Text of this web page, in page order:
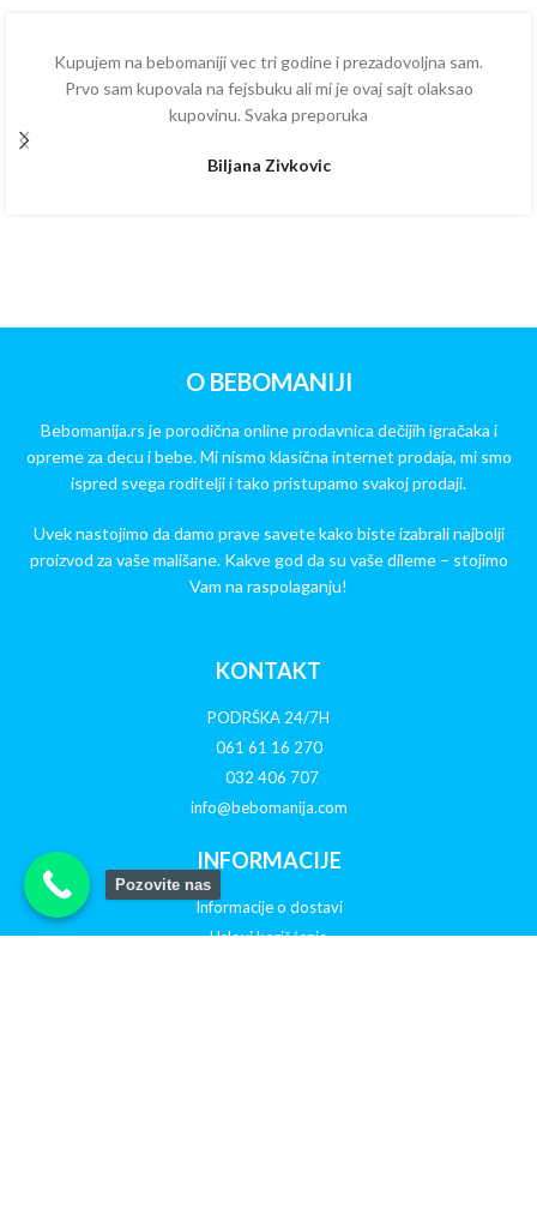
Kupujem na bebomaniji vec tri godine i prezadovoljna sam.
Prvo sam kupovala na fejsbuku ali mi je ovaj sajt olaksao
kupovinu. Svaka preporuka
Biljana Zivkovic
O BEBOMANIJI
Bebomanija.rs je porodična online prodavnica dečijih igračaka i
opreme za decu i bebe. Mi nismo klasična internet prodaja, mi smo
ispred svega roditelji i tako pristupamo svakoj prodaji.
Uvek nastojimo da damo prave savete kako biste izabrali najbolji
proizvod za vaše mališane. Kakve god da su vaše dileme – stojimo
Vam na raspolaganju!
KONTAKT
PODRŠKA 24/7H
061 61 16 270
032 406 707
info@bebomanija.com
INFORMACIJE
Informacije o dostavi
Uslovi korišćenja
Pozovite nas